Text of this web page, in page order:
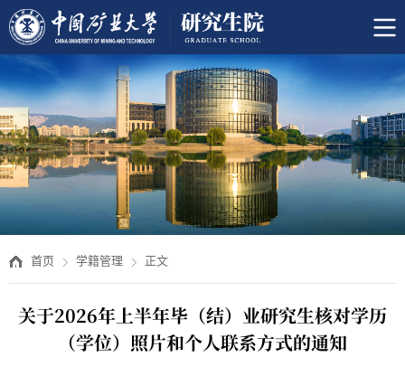
首页 学籍管理 正文
关于2026年上半年毕（结）业研究生核对学历
（学位）照片和个人联系方式的通知